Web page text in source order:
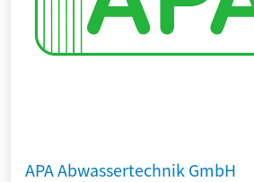
APA Abwassertechnik GmbH